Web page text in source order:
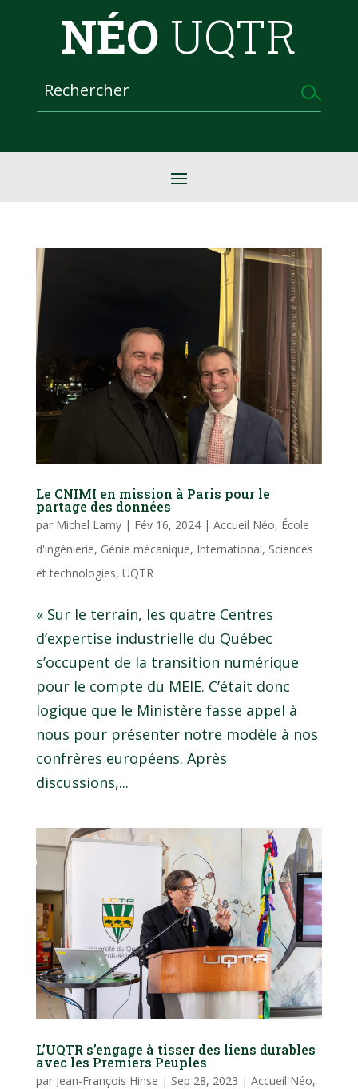
NÉO UQTR
Le CNIMI en mission à Paris pour le
partage des données
par Michel Lamy| Fév 16, 2024| Accueil Néo, École
d'ingénierie, Génie mécanique, International, Sciences
et technologies, UQTR
« Sur le terrain, les quatre Centres
d’expertise industrielle du Québec
s’occupent de la transition numérique
pour le compte du MEIE. C’était donc
logique que le Ministère fasse appel à
nous pour présenter notre modèle à nos
confrères européens. Après
discussions,...
L’UQTR s’engage à tisser des liens durables
avec les Premiers Peuples
par Jean-François Hinse | Sep 28, 2023 | Accueil Néo,